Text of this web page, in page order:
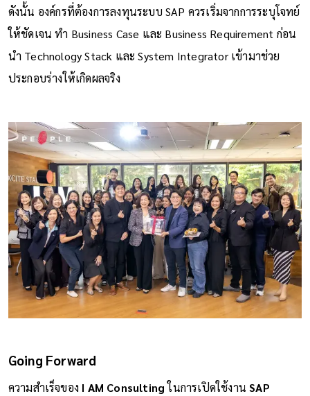
ดังนั้น องค์กรที่ต้องการลงทุนระบบ SAP ควรเริ่มจากการระบุโจทย์
ให้ชัดเจน ทำ Business Case และ Business Requirement ก่อน
นำ Technology Stack และ System Integrator เข้ามาช่วย
ประกอบร่างให้เกิดผลจริง
Going Forward
ความสำเร็จของ I AM Consultingในการเปิดใช้งานSAP